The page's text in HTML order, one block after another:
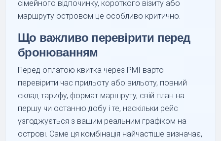
сімейного відпочинку, короткого візиту або
маршруту островом це особливо критично.
Що важливо перевірити перед
бронюванням
Перед оплатою квитка через PMI варто
перевірити час прильоту або вильоту, повний
склад тарифу, формат маршруту, свій план на
першу чи останню добу і те, наскільки рейс
узгоджується з вашим реальним графіком на
острові. Саме ця комбінація найчастіше визначає,